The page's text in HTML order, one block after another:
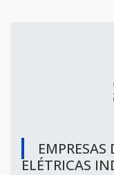
ELÉTRICAS